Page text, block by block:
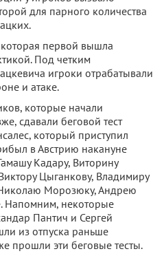
для парного количества
первой вышла
Под четким
игроки отрабатывали
и атаке.
которые начали
сдавали беговой тест
который приступил
в Австрию накануне
Кадару, Виторину
Цыганкову, Владимиру
Морозюку, Андрею
Напомним, некоторые
Пантич и Сергей
из отпуска раньше
прошли эти беговые тесты.